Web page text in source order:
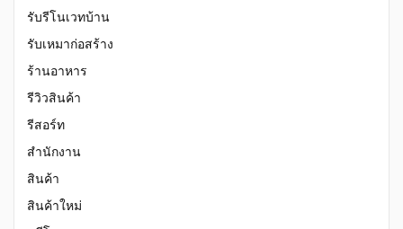
รับรีโนเวทบ้าน
รับเหมาก่อสร้าง
ร้านอาหาร
รีวิวสินค้า
รีสอร์ท
สำนักงาน
สินค้า
สินค้าใหม่